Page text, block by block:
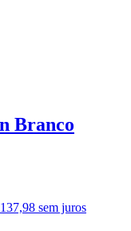
Branco
sem juros